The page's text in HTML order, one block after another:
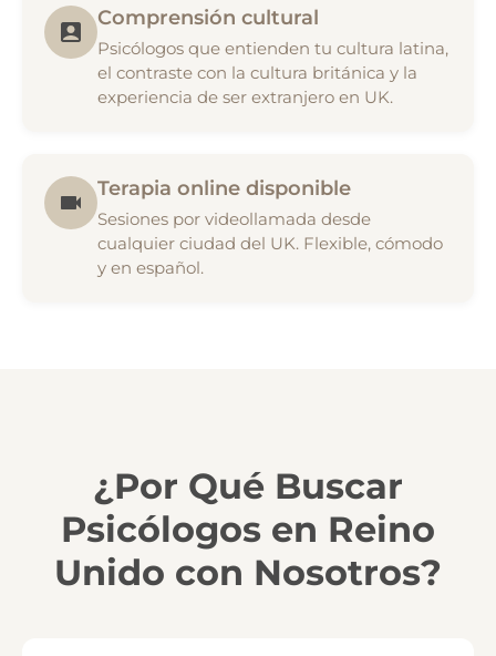
Comprensión cultural
Psicólogos que entienden tu cultura latina,
el contraste con la cultura británica y la
experiencia de ser extranjero en UK.
Terapia online disponible
Sesiones por videollamada desde
cualquier ciudad del UK. Flexible, cómodo
y en español.
¿Por Qué Buscar
Psicólogos en Reino
Unido con Nosotros?